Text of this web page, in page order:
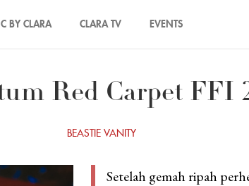
C BY CLARA CLARA TV EVENTS
Red Carpet FFI
BEASTIE VANITY
Setelah gemah ripah